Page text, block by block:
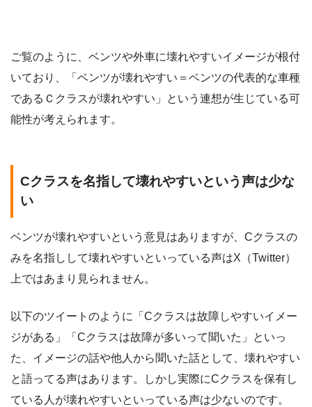
ご覧のように、ベンツや外車に壊れやすいイメージが根付
いており、「ベンツが壊れやすい＝ベンツの代表的な車種
であるＣクラスが壊れやすい」という連想が生じている可
能性が考えられます。
Cクラスを名指して壊れやすいという声は少な
い
ベンツが壊れやすいという意見はありますが、Cクラスの
みを名指しして壊れやすいといっている声はX（Twitter）
上ではあまり見られません。
以下のツイートのように「Cクラスは故障しやすいイメー
ジがある」「Cクラスは故障が多いって聞いた」といっ
た、イメージの話や他人から聞いた話として、壊れやすい
と語ってる声はあります。しかし実際にCクラスを保有し
ている人が壊れやすいといっている声は少ないのです。